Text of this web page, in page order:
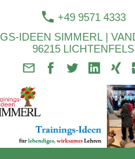
+49 9571 4333
IDEEN SIMMERL |
96215 LICHTENFELS